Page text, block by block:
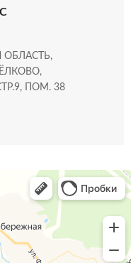
ОБЛАСТЬ,
ПОМ. 38